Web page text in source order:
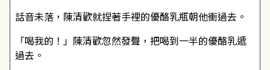
話音未落，陳清歡就捏著手裡的優酪乳瓶朝他衝過去。
「喝我的！」陳清歡忽然發聲，把喝到一半的優酪乳遞
過去。